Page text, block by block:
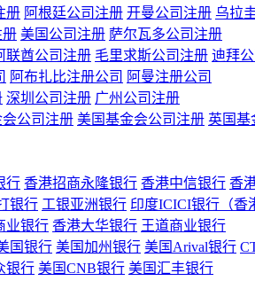
册 阿根廷公司注册 开曼公司注册 乌拉
册 美国公司注册 萨尔瓦多公司注册
联酋公司注册 毛里求斯公司注册 迪拜
阿布扎比注册公司 阿曼注册公司
深圳公司注册 广州公司注册
公司注册 美国基金会公司注册 英国基
行 香港招商永隆银行 香港中信银行 香
银行 工银亚洲银行 印度ICICI银行（香
业银行 香港大华银行 王道商业银行
国银行 美国加州银行 美国Arival银行
银行 美国CNB银行 美国汇丰银行